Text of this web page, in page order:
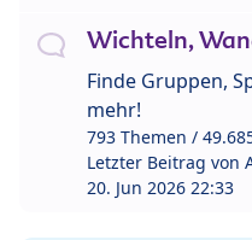
Wichteln,
Finde Gruppen,
mehr!
793 Themen /
Letzter Beitrag von
20. Jun 2026 22:33